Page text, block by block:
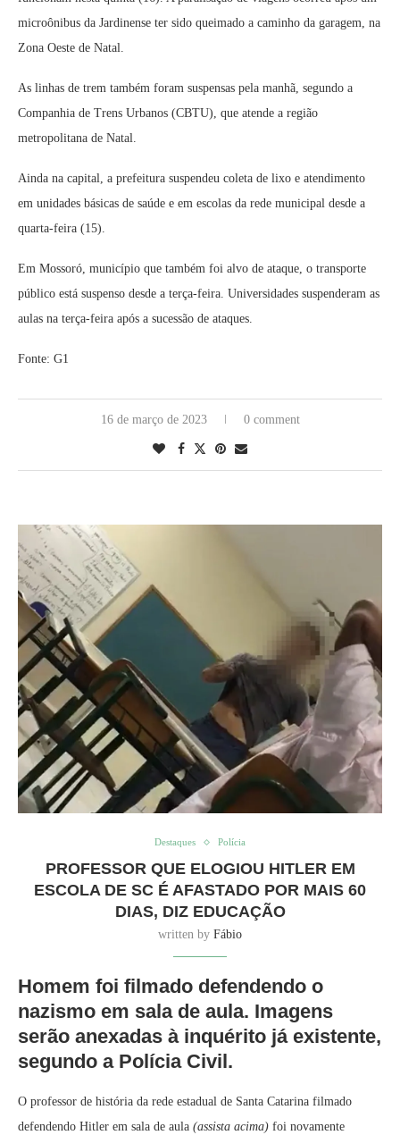
microônibus da Jardinense ter sido queimado a caminho da garagem, na
Zona Oeste de Natal.
As linhas de trem também foram suspensas pela manhã, segundo a
Companhia de Trens Urbanos (CBTU), que atende a região
metropolitana de Natal.
Ainda na capital, a prefeitura suspendeu coleta de lixo e atendimento
em unidades básicas de saúde e em escolas da rede municipal desde a
quarta-feira (15).
Em Mossoró, município que também foi alvo de ataque, o transporte
público está suspenso desde a terça-feira. Universidades suspenderam as
aulas na terça-feira após a sucessão de ataques.
Fonte: G1
16 de março de 2023 0 comment
Destaques Polícia
PROFESSOR QUE ELOGIOU HITLER EM
ESCOLA DE SC É AFASTADO POR MAIS 60
DIAS, DIZ EDUCAÇÃO
written by Fábio
Homem foi filmado defendendo o
nazismo em sala de aula. Imagens
serão anexadas à inquérito já existente,
segundo a Polícia Civil.
O professor de história da rede estadual de Santa Catarina filmado
defendendo Hitler em sala de aula (assista acima) foi novamente